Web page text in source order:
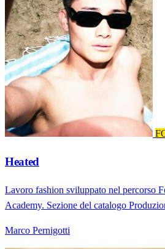
Heated
Lavoro fashion sviluppato nel percorso
Academy. Sezione del catalogo
Marco Pernigotti